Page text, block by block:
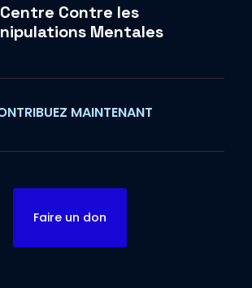
Centre Contre les
Mentales
MAINTENANT
Faire un don